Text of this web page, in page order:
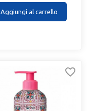
Aggiungi al carrello